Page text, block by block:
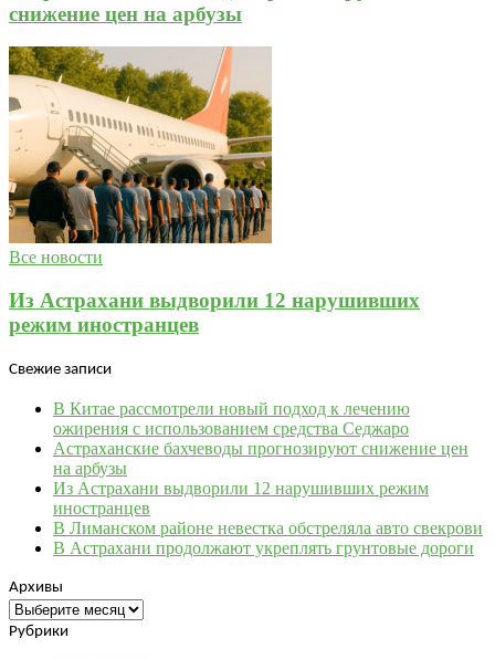
снижение цен на арбузы
Все новости
Из Астрахани выдворили 12 нарушивших
режим иностранцев
Свежие записи
В Китае рассмотрели новый подход к лечению
ожирения с использованием средства Седжаро
Астраханские бахчеводы прогнозируют снижение цен
на арбузы
Из Астрахани выдворили 12 нарушивших режим
иностранцев
В Лиманском районе невестка обстреляла авто свекрови
В Астрахани продолжают укреплять грунтовые дороги
Архивы
Архивы
Рубрики